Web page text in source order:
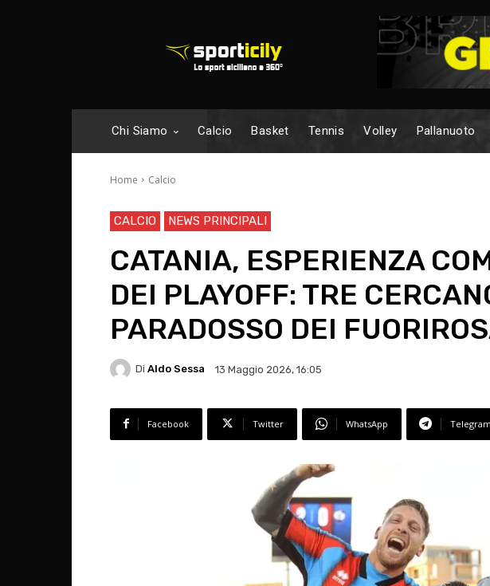
Chi Siamo Calcio Basket Tennis Volley Pallanuoto
Home Calcio
CALCIO NEWS PRINCIPALI
CATANIA, ESPERIENZA
DEI PLAYOFF: TRE
PARADOSSO DEI
Di Aldo Sessa 13 Maggio 2026, 16:05
Facebook Twitter WhatsApp Telegram